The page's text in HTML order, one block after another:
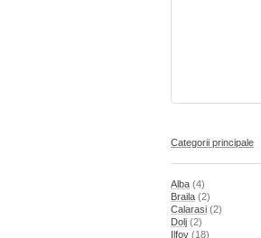
Categorii principale
Alba (4)
Braila (2)
Calarasi (2)
Dolj (2)
Ilfov (18)